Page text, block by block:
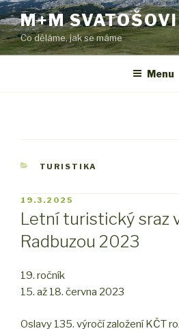
Přejít
k
obsahu
webu
M+M SVATOŠOVI
Co děláme, jak se máme
Menu
RUBRIKY
TURISTIKA
PUBLIKOVÁNO
19.3.2025
Letní turistický sraz
Radbuzou 2023
19. ročník
15. až 18. června 2023
Oslavy 135. výročí založení KČT